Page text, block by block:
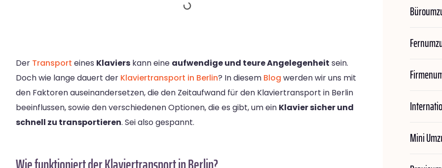
Der Transport eines Klaviers kann eine aufwendige und teure Angelegenheit sein.
Doch wie lange dauert der Klaviertransport in Berlin? In diesem Blog werden wir uns mit
den Faktoren auseinandersetzen, die den Zeitaufwand für den Klaviertransport in Berlin
beeinflussen, sowie den verschiedenen Optionen, die es gibt, um ein Klavier sicher und
schnell zu transportieren. Sei also gespannt.
Mini